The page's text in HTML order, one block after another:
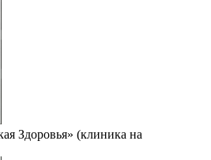
Здоровья» (клиника на